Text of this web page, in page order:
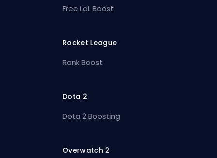
Free LoL Boost
Rocket League
Rank Boost
Dota 2
Dota 2 Boosting
Overwatch 2